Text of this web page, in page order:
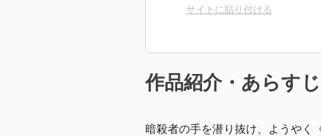
サイトに貼り付ける
作品紹介・あらすじ
暗殺者の手を潜り抜け、ようやく